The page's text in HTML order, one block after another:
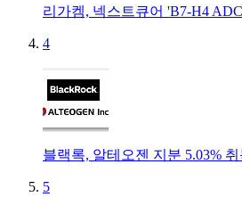
리가켐, 넥스트큐어 'B7-H4
4
블랙록, 알테오젠 지분 5.03% 취
5